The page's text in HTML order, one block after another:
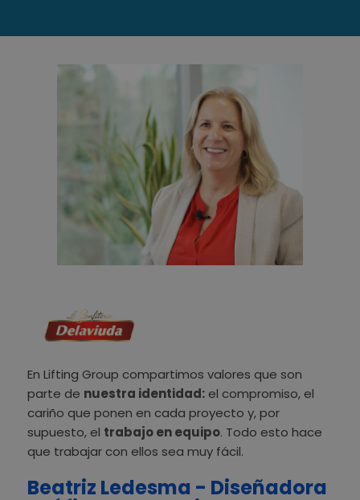
En Lifting Group compartimos valores que son
parte de nuestra identidad:el compromiso, el
cariño que ponen en cada proyecto y, por
supuesto, el trabajo en equipo. Todo esto hace
que trabajar con ellos sea muy fácil.
Beatriz Ledesma - Diseñadora